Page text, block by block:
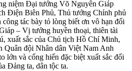
niệm Đại tướng Võ Nguyên Giáp
Điện Biên Phủ, Thủ tướng Chính phủ
tác bày tỏ lòng biết ơn vô hạn đối
– Vị tướng huyền thoại, thiên tài
xuất sắc của Chủ tịch Hồ Chí Minh,
Quân đội Nhân dân Việt Nam Anh
lớn và cống hiến đặc biệt xuất sắc đối
Đảng ta, dân tộc ta.